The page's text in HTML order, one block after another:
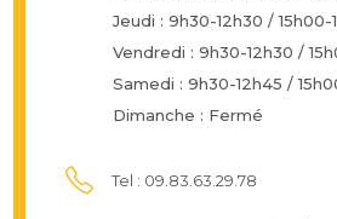
Jeudi : 9h30-12h30 / 15h00-
Vendredi : 9h30-12h30 /
Samedi : 9h30-12h45 /
Dimanche : Fermé
Tel : 09.83.63.29.78